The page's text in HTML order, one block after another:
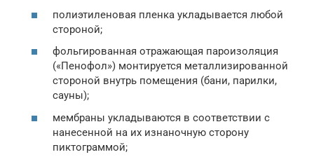
полиэтиленовая пленка укладывается любой
стороной;
фольгированная отражающая пароизоляция
(«Пенофол») монтируется металлизированной
стороной внутрь помещения (бани, парилки,
сауны);
мембраны укладываются в соответствии с
нанесенной на их изнаночную сторону
пиктограммой;